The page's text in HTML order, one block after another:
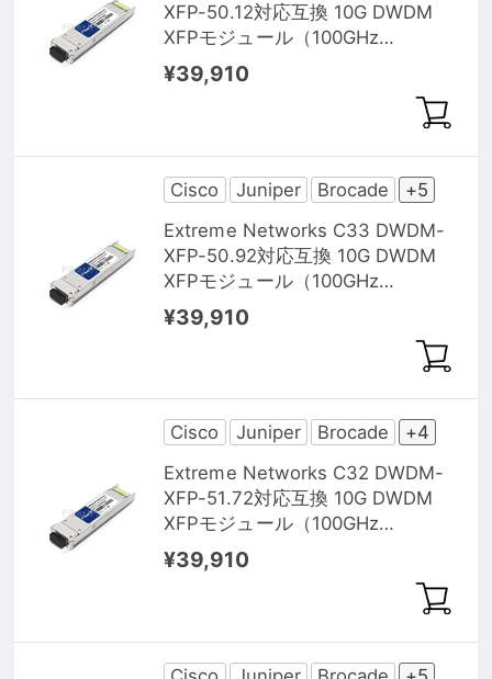
XFP-50.12対応互換 10G DWDM
XFPモジュール（100GHz
1550.12nm 40km DOM）
¥39,910
Cisco Juniper Brocade
+5
Extreme Networks C33 DWDM-
XFP-50.92対応互換 10G DWDM
XFPモジュール（100GHz
1550.92nm 40km DOM）
¥39,910
Cisco Juniper Brocade
+4
Extreme Networks C32 DWDM-
XFP-51.72対応互換 10G DWDM
XFPモジュール（100GHz
1551.72nm 40km DOM）
¥39,910